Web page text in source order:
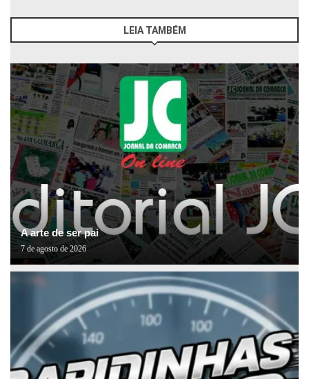
LEIA TAMBÉM
A arte de ser pai
7 de agosto de 2026